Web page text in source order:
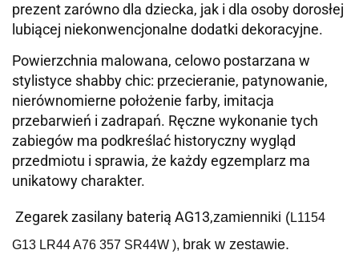
prezent zarówno dla dziecka, jak i dla osoby dorosłej
lubiącej niekonwencjonalne dodatki dekoracyjne.
Powierzchnia malowana, celowo postarzana w
stylistyce shabby chic: przecieranie, patynowanie,
nierównomierne położenie farby, imitacja
przebarwień i zadrapań. Ręczne wykonanie tych
zabiegów ma podkreślać historyczny wygląd
przedmiotu i sprawia, że każdy egzemplarz ma
unikatowy charakter.
Zegarek zasilany baterią AG13,zamienniki (L1154
G13 LR44 A76 357 SR44W ), brak w zestawie.